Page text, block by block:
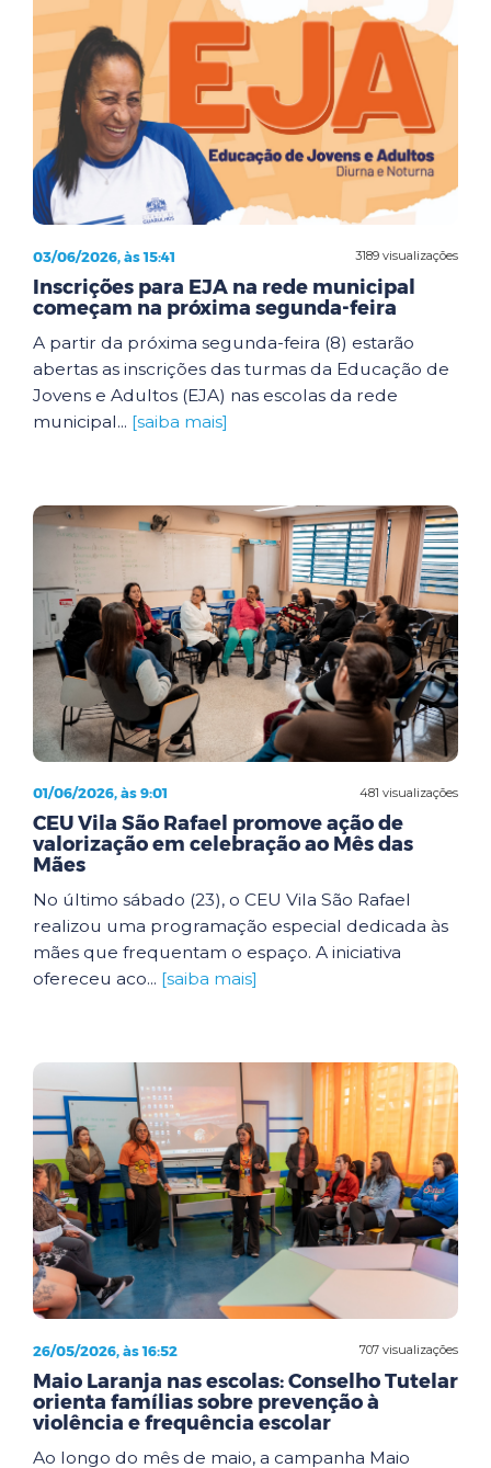
3189 visualizações
03/06/2026, às 15:41
Inscrições para EJA na rede municipal
começam na próxima segunda-feira
A partir da próxima segunda-feira (8) estarão
abertas as inscrições das turmas da Educação de
Jovens e Adultos (EJA) nas escolas da rede
municipal... [saiba mais]
481 visualizações
01/06/2026, às 9:01
CEU Vila São Rafael promove ação de
valorização em celebração ao Mês das
Mães
No último sábado (23), o CEU Vila São Rafael
realizou uma programação especial dedicada às
mães que frequentam o espaço. A iniciativa
ofereceu aco... [saiba mais]
707 visualizações
26/05/2026, às 16:52
Maio Laranja nas escolas: Conselho Tutelar
orienta famílias sobre prevenção à
violência e frequência escolar
Ao longo do mês de maio, a campanha Maio